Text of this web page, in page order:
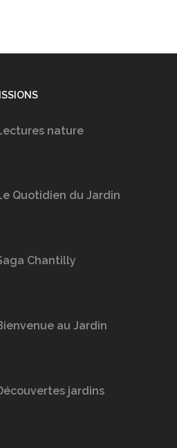
nature
Quotidien du Jardin
Chantilly
au Jardin
jardins